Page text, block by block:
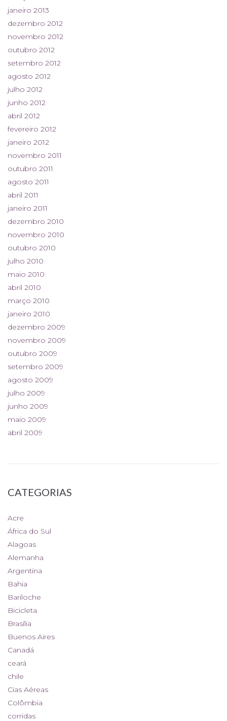
janeiro 2013
dezembro 2012
novembro 2012
outubro 2012
setembro 2012
agosto 2012
julho 2012
junho 2012
abril 2012
fevereiro 2012
janeiro 2012
novembro 2011
outubro 2011
agosto 2011
abril 2011
janeiro 2011
dezembro 2010
novembro 2010
outubro 2010
julho 2010
maio 2010
abril 2010
março 2010
janeiro 2010
dezembro 2009
novembro 2009
outubro 2009
setembro 2009
agosto 2009
julho 2009
junho 2009
maio 2009
abril 2009
CATEGORIAS
Acre
África do Sul
Alagoas
Alemanha
Argentina
Bahia
Bariloche
Bicicleta
Brasília
Buenos Aires
Canadá
ceará
chile
Cias Aéreas
Colômbia
corridas